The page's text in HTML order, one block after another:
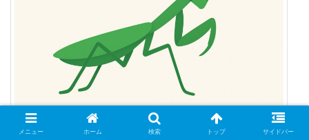
カマキリが虫以外で食べるものとは？
メニュー ホーム 検索 トップ サイドバー